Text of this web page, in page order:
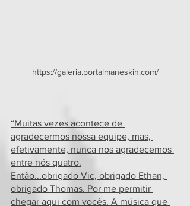
https://galeria.portalmaneskin.com/
“Muitas vezes acontece de
agradecermos nossa equipe, mas,
efetivamente, nunca nos agradecemos
entre nós quatro.
Então...obrigado Vic, obrigado Ethan,
obrigado Thomas. Por me permitir
chegar aqui com vocês. A música que